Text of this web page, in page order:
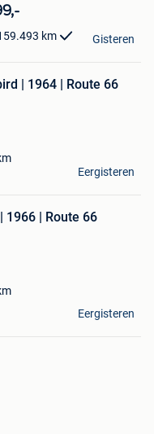
km Gisteren
| 1964 | Route 66
Eergisteren
1966 | Route 66
Eergisteren